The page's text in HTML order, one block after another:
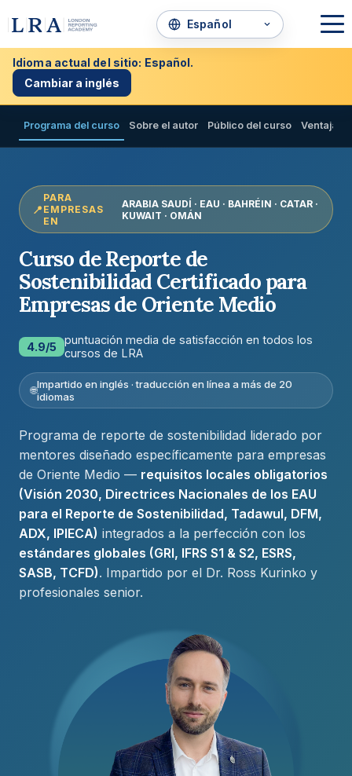
Idioma actual del sitio: Español.
Cambiar a inglés
Programa del curso Sobre el autor Público del curso Ventajas
PARA
EMPRESAS
EN
ARABIA SAUDÍ · EAU · BAHRÉIN · CATAR ·
KUWAIT · OMÁN
Curso de Reporte de
Sostenibilidad Certificado para
Empresas de Oriente Medio
4.9/5
puntuación media de satisfacción en todos los
cursos de LRA
Impartido en inglés · traducción en línea a más de 20
idiomas
Programa de reporte de sostenibilidad liderado por
mentores diseñado específicamente para empresas
de Oriente Medio — requisitos locales obligatorios
(Visión 2030, Directrices Nacionales de los EAU
para el Reporte de Sostenibilidad, Tadawul, DFM,
ADX, IPIECA) integrados a la perfección con los
estándares globales (GRI, IFRS S1 & S2, ESRS,
SASB, TCFD). Impartido por el Dr. Ross Kurinko y
profesionales senior.